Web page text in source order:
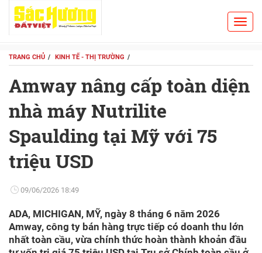
TRANG CHỦ KINH TẾ - THỊ TRƯỜNG
Amway nâng cấp toàn diện
nhà máy Nutrilite
Spaulding tại Mỹ với 75
triệu USD
09/06/2026 18:49
ADA, MICHIGAN, MỸ, ngày 8 tháng 6 năm 2026
Amway, công ty bán hàng trực tiếp có doanh thu lớn
nhất toàn cầu, vừa chính thức hoàn thành khoản đầu